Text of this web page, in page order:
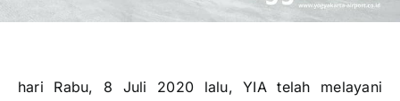
hari Rabu, 8 Juli 2020 lalu, YIA telah melayani